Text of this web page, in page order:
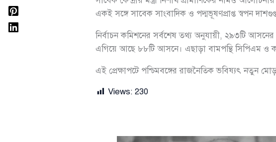
একই সঙ্গে সাবেক সাংবাদিক ও পদ্মভূষণপ্রাপ্ত স্বপন
নির্বাচন কমিশনের সর্বশেষ তথ্য অনুযায়ী, ২৯৩টি
এগিয়ে আছে ৮৮টি আসনে। এছাড়া বামপন্থি সিপিএম ও
এই প্রেক্ষাপটে পশ্চিমবঙ্গের রাজনৈতিক ভবিষ্যৎ নতুন
Views: 230